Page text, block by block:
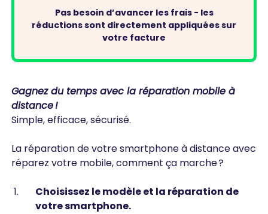
Pas besoin d’avancer les frais - les
réductions sont directement appliquées sur
votre facture
Gagnez du temps avec la réparation mobile à
distance !
Simple, efficace, sécurisé.
La réparation de votre smartphone à distance avec
réparez votre mobile, comment ça marche ?
Choisissez le modèle et la réparation de
votre smartphone.